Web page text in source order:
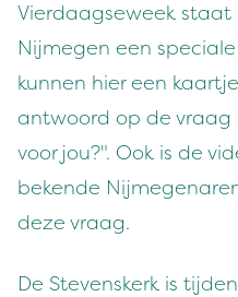
Vierdaagseweek staat
Nijmegen een
kunnen hier een
antwoord op de vraag
voor jou?". Ook is de
bekende
deze vraag.
De Stevenskerk is